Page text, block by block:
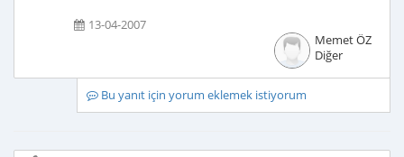
13-04-2007
Memet ÖZ
Diğer
Bu yanıt için yorum eklemek istiyorum